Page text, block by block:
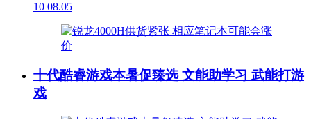
10 08.05
十代酷睿游戏本暑促臻选 文能助学习 武能打游
戏